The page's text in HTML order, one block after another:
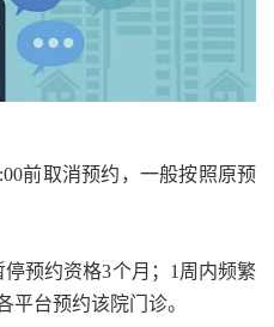
前取消预约，一般按照原预
预约资格3个月；1周内频繁
平台预约该院门诊。